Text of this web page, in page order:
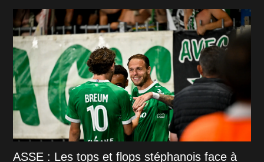
ASSE : Les tops et flops stéphanois face à